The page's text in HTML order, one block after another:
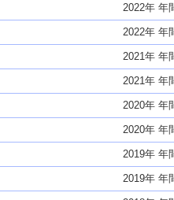
2022年 年
2022年 年
2021年 年
2021年 年
2020年 年
2020年 年
2019年 年
2019年 年